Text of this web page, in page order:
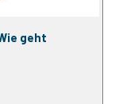
geht